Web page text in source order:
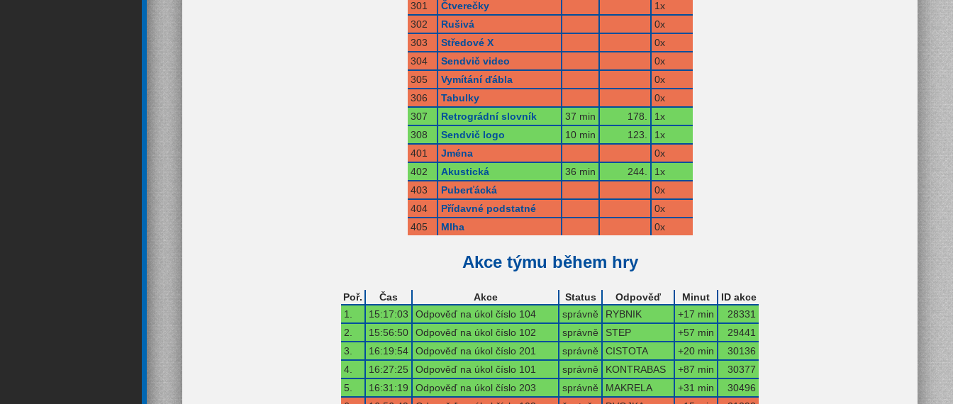
301
Čtverečky
1x
302
Rušivá
0x
303
Středové X
0x
304
Sendvič video
0x
305
Vymítání ďábla
0x
306
Tabulky
0x
307
Retrográdní slovník 37 min 178.
1x
308
Sendvič logo 10 min 123.
1x
401
Jména
0x
402
Akustická 36 min 244.
1x
403
Puberťácká
0x
404
Přídavné podstatné
0x
405
Mlha 0x
Akce týmu během hry
Poř. Čas Akce Status Odpověď Minut
ID akce
1.
15:17:03 Odpověď na úkol číslo 104 správně RYBNIK +17 min
28331
2.
15:56:50 Odpověď na úkol číslo 102 správně STEP +57 min
29441
3.
16:19:54 Odpověď na úkol číslo 201 správně CISTOTA +20 min
30136
4.
16:27:25 Odpověď na úkol číslo 101 správně KONTRABAS +87 min
30377
5.
16:31:19 Odpověď na úkol číslo 203 správně MAKRELA +31 min
30496